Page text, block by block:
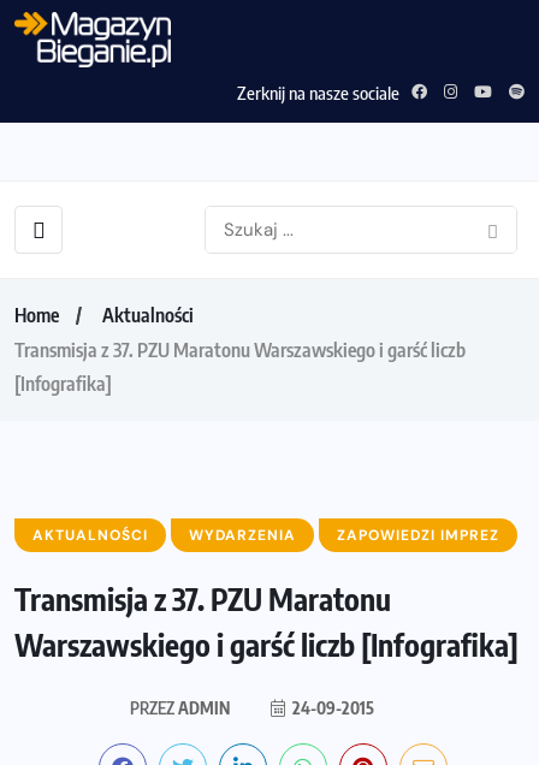
Zerknij na nasze sociale
Home
Aktualności
Transmisja z 37. PZU Maratonu Warszawskiego i garść liczb
[Infografika]
AKTUALNOŚCI WYDARZENIA ZAPOWIEDZI IMPREZ
Transmisja z 37. PZU Maratonu
Warszawskiego i garść liczb [Infografika]
PRZEZADMIN 24-09-2015